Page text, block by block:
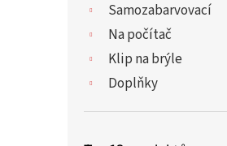
Samozabarvovací
Na počítač
Klip na brýle
Doplňky